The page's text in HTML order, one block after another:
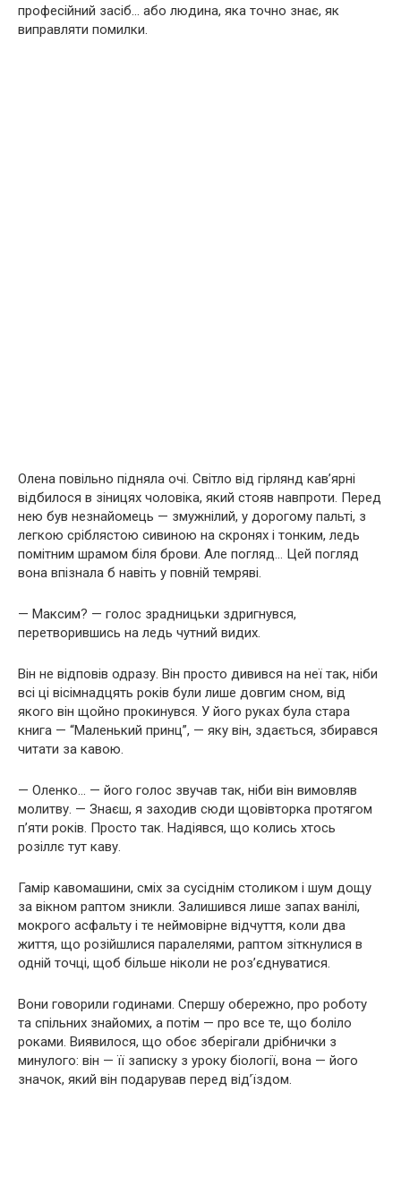
професійний засіб… або людина, яка точно знає, як
виправляти помилки.
Олена повільно підняла очі. Світло від гірлянд кав’ярні
відбилося в зіницях чоловіка, який стояв навпроти. Перед
нею був незнайомець — змужнілий, у дорогому пальті, з
легкою сріблястою сивиною на скронях і тонким, ледь
помітним шрамом біля брови. Але погляд… Цей погляд
вона впізнала б навіть у повній темряві.
— Максим? — голос зрадницьки здригнувся,
перетворившись на ледь чутний видих.
Він не відповів одразу. Він просто дивився на неї так, ніби
всі ці вісімнадцять років були лише довгим сном, від
якого він щойно прокинувся. У його руках була стара
книга — “Маленький принц”, — яку він, здається, збирався
читати за кавою.
— Оленко… — його голос звучав так, ніби він вимовляв
молитву. — Знаєш, я заходив сюди щовівторка протягом
п’яти років. Просто так. Надіявся, що колись хтось
розіллє тут каву.
Гамір кавомашини, сміх за сусіднім столиком і шум дощу
за вікном раптом зникли. Залишився лише запах ванілі,
мокрого асфальту і те неймовірне відчуття, коли два
життя, що розійшлися паралелями, раптом зіткнулися в
одній точці, щоб більше ніколи не роз’єднуватися.
Вони говорили годинами. Спершу обережно, про роботу
та спільних знайомих, а потім — про все те, що боліло
роками. Виявилося, що обоє зберігали дрібнички з
минулого: він — її записку з уроку біології, вона — його
значок, який він подарував перед від’їздом.